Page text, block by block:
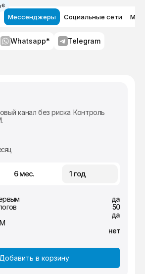
Мессенджеры Социальные сети
Whatsapp* Telegram
канал без риска. Контроль
6 мес. 1 год
да
50
да
нет
Добавить в корзину